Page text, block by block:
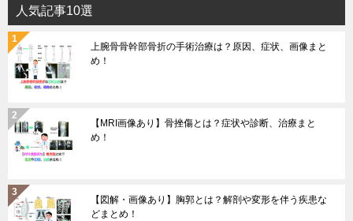
人気記事10選
上腕骨骨幹部骨折の手術治療は？原因、症状、画像まと
め！
【MRI画像あり】骨挫傷とは？症状や診断、治療まと
め！
【図解・画像あり】胸郭とは？解剖や変形を伴う疾患な
どまとめ！